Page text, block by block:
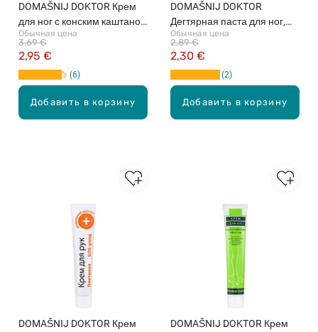
Добавить в корзину
DOMAŠNIJ DOKTOR Крем
для ног с конским каштаном
и полевым хвощом, 250мл
Обычная цена
2,95 €
3,69 €
6
Добавить в корзину
DOMAŠNIJ DOKTOR
Дегтярная паста для ног,
75мл
Обычная цена
2,30 €
2,89 €
2
DOMAŠNIJ DOKTOR Крем
DOMAŠNIJ DOKTOR Крем